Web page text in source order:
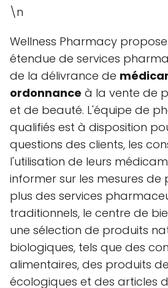
\n
Wellness Pharmacy
étendue de services
de la délivrance de
ordonnance à la vente de
et de beauté. L'équipe de
qualifiés est à disposition
questions des clients, les
l'utilisation de leurs
informer sur les mesures de
plus des services
traditionnels, le centre de
une sélection de produits
biologiques, tels que des
alimentaires, des produits
écologiques et des articles